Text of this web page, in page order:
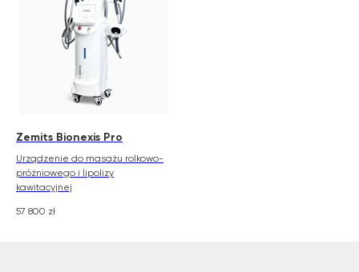
Zemits Bionexis Pro
Urządzenie do masażu rolkowo-
próżniowego i lipolizy
kawitacyjnej
57 800 zł
zemits.biz.tr
wystawiać oraz udostępniać faktury wyłącznie w
systemu KSeF.